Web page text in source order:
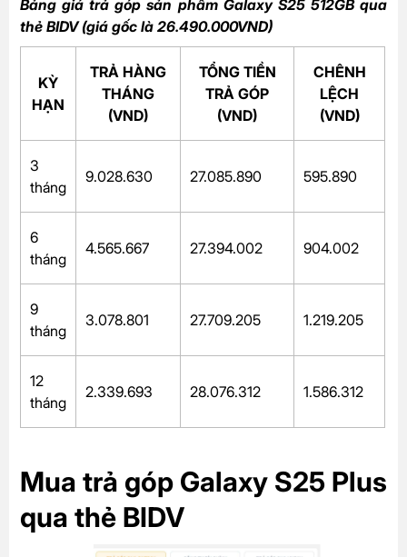
Bảng giá trả góp sản phẩm Galaxy S25 512GB qua
thẻ BIDV (giá gốc là 26.490.000VND)
KỲ
HẠN
TRẢ HÀNG
THÁNG
(VND)
TỔNG TIỀN
TRẢ GÓP
(VND)
CHÊNH
LỆCH
(VND)
3
tháng
9.028.630 27.085.890 595.890
6
tháng
4.565.667 27.394.002 904.002
9
tháng
3.078.801 27.709.205 1.219.205
12
tháng
2.339.693 28.076.312 1.586.312
Mua trả góp Galaxy S25 Plus
qua thẻ BIDV